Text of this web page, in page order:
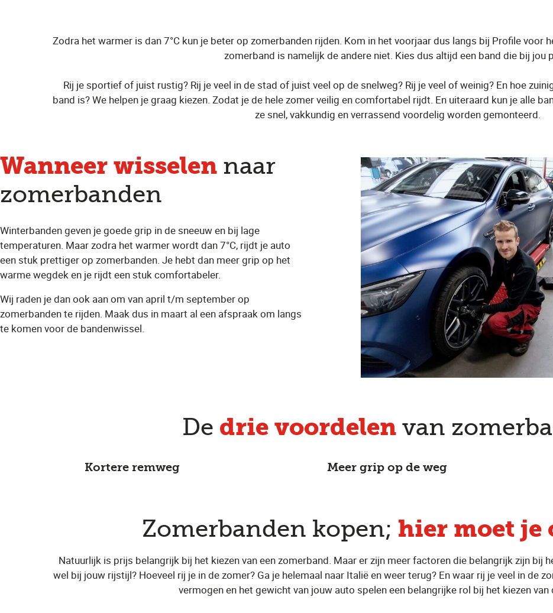
Zodra het warmer is dan 7°C kun je beter op zomerbanden rijden. Kom in het voorjaar dus langs bij Profile voor
zomerband is namelijk de andere niet. Kies dus altijd een band die bij jou
Rij je sportief of juist rustig? Rij je veel in de stad of juist veel op de snelweg? Rij je veel of weinig? En hoe
band is? We helpen je graag kiezen. Zodat je de hele zomer veilig en comfortabel rijdt. En uiteraard kun je alle
ze snel, vakkundig en verrassend voordelig worden gemonteerd.
Wanneer wisselen naar
zomerbanden
Winterbanden geven je goede grip in de sneeuw en bij lage
temperaturen. Maar zodra het warmer wordt dan 7°C, rijdt je auto
een stuk prettiger op zomerbanden. Je hebt dan meer grip op het
warme wegdek en je rijdt een stuk comfortabeler.
Wij raden je dan ook aan om van april t/m september op
zomerbanden te rijden. Maak dus in maart al een afspraak om langs
te komen voor de bandenwissel.
De drie voordelen van
Kortere remweg Meer grip op de weg
Zomerbanden kopen; hier moet je
Natuurlijk is prijs belangrijk bij het kiezen van een zomerband. Maar er zijn meer factoren die belangrijk zijn bij
wel bij jouw rijstijl? Hoeveel rij je in de zomer? Ga je helemaal naar Italië en weer terug? En waar rij je veel in de
vermogen en het gewicht van jouw auto spelen een belangrijke rol bij het kiezen van